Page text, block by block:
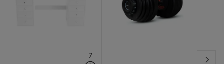
7